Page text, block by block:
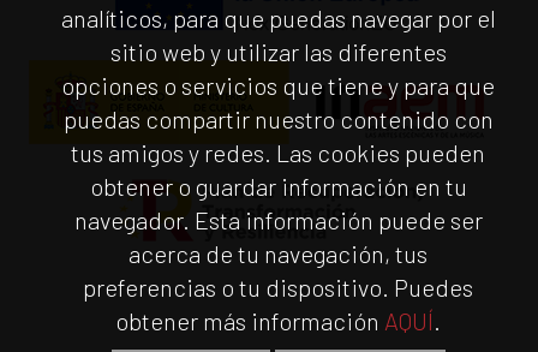
analíticos, para que puedas navegar por el
sitio web y utilizar las diferentes
opciones o servicios que tiene y para que
puedas compartir nuestro contenido con
tus amigos y redes. Las cookies pueden
obtener o guardar información en tu
navegador. Esta información puede ser
acerca de tu navegación, tus
preferencias o tu dispositivo. Puedes
obtener más información AQUÍ.